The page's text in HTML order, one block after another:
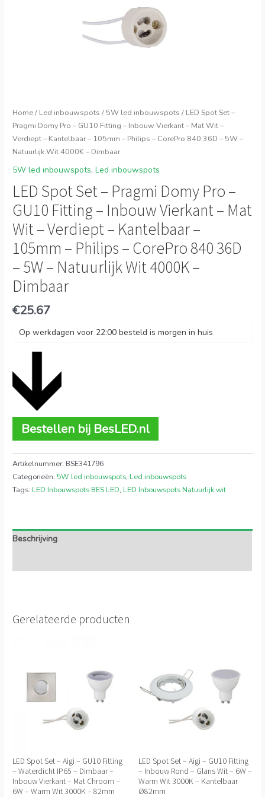
Home/ Led inbouwspots / 5W led inbouwspots / LED Spot Set –
Pragmi Domy Pro – GU10 Fitting – Inbouw Vierkant – Mat Wit –
Verdiept – Kantelbaar – 105mm – Philips – CorePro 840 36D – 5W –
Natuurlijk Wit 4000K – Dimbaar
5W led inbouwspots,Led inbouwspots
LED Spot Set – Pragmi Domy Pro –
GU10 Fitting – Inbouw Vierkant – Mat
Wit – Verdiept – Kantelbaar –
105mm – Philips – CorePro 840 36D
– 5W – Natuurlijk Wit 4000K –
Dimbaar
€25.67
Op werkdagen voor 22:00 besteld is morgen in huis
Bestellen bij BesLED.nl
Artikelnummer: BSE341796
Categorieën: 5W led inbouwspots, Led inbouwspots
Tags: LED Inbouwspots BES LED, LED Inbouwspots Natuurlijk wit
Beschrijving
Gerelateerde producten
LED Spot Set – Aigi – GU10 Fitting
– Waterdicht IP65 – Dimbaar –
Inbouw Vierkant – Mat Chroom –
6W – Warm Wit 3000K – 82mm
LED Spot Set – Aigi – GU10 Fitting
– Inbouw Rond – Glans Wit – 6W –
Warm Wit 3000K – Kantelbaar
Ø82mm